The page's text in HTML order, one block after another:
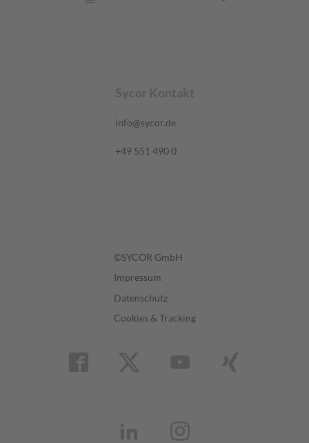
Sycor Kontakt
info@sycor.de
+49 551 490 0
©SYCOR GmbH
Impressum
Datenschutz
Cookies & Tracking